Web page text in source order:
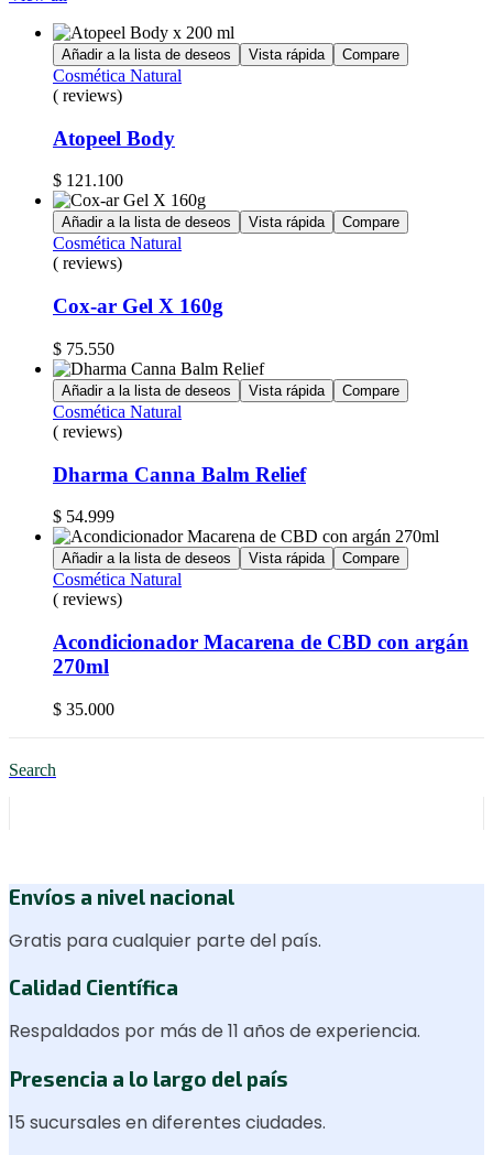
Añadir a la lista de deseos Vista rápida Compare
Cosmética Natural
( reviews)
Atopeel Body
$ 121.100
Añadir a la lista de deseos Vista rápida Compare
Cosmética Natural
( reviews)
Cox-ar Gel X 160g
$ 75.550
Añadir a la lista de deseos Vista rápida Compare
Cosmética Natural
( reviews)
Dharma Canna Balm Relief
$ 54.999
Añadir a la lista de deseos Vista rápida Compare
Cosmética Natural
( reviews)
Acondicionador Macarena de CBD con argán
270ml
$ 35.000
Search
Envíos a nivel nacional
Gratis para cualquier parte del país.
Calidad Científica
Respaldados por más de 11 años de experiencia.
Presencia a lo largo del país
15 sucursales en diferentes ciudades.